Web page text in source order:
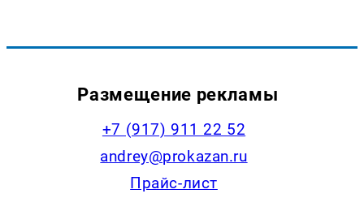
Размещение рекламы
+7 (917) 911 22 52
andrey@prokazan.ru
Прайс-лист